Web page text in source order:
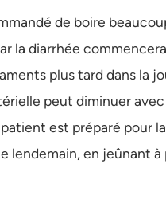
de boire
la diarrhée
plus tard dans la
peut diminuer
est préparé pour
lendemain, en jeûnant à